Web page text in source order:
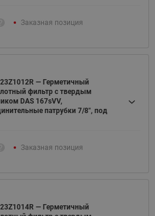
Заказная позиция
— Герметичный
фильтр с твердым
DAS 167sVV,
патрубки 7/8", под
Заказная позиция
— Герметичный